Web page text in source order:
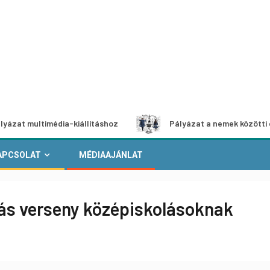
kiállításhoz Pályázat a nemek közötti
MÉDIAAJÁNLAT
verseny középiskolásoknak